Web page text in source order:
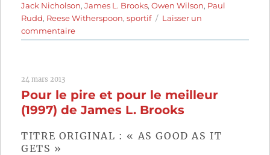
Jack Nicholson,James L. Brooks,Owen Wilson, Paul
Rudd, Reese Witherspoon,sportif
Laisser un
commentairesur
Comment
James
L.
24 mars 2013
Pour le pire et pour le meilleur
(1997) de James L. Brooks
TITRE ORIGINAL : « AS GOOD AS IT
GETS »